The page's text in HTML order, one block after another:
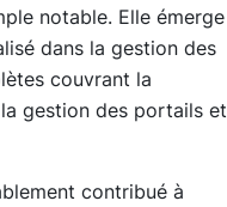
notable. Elle émerge
dans la gestion des
couvrant la
gestion des portails
contribué à